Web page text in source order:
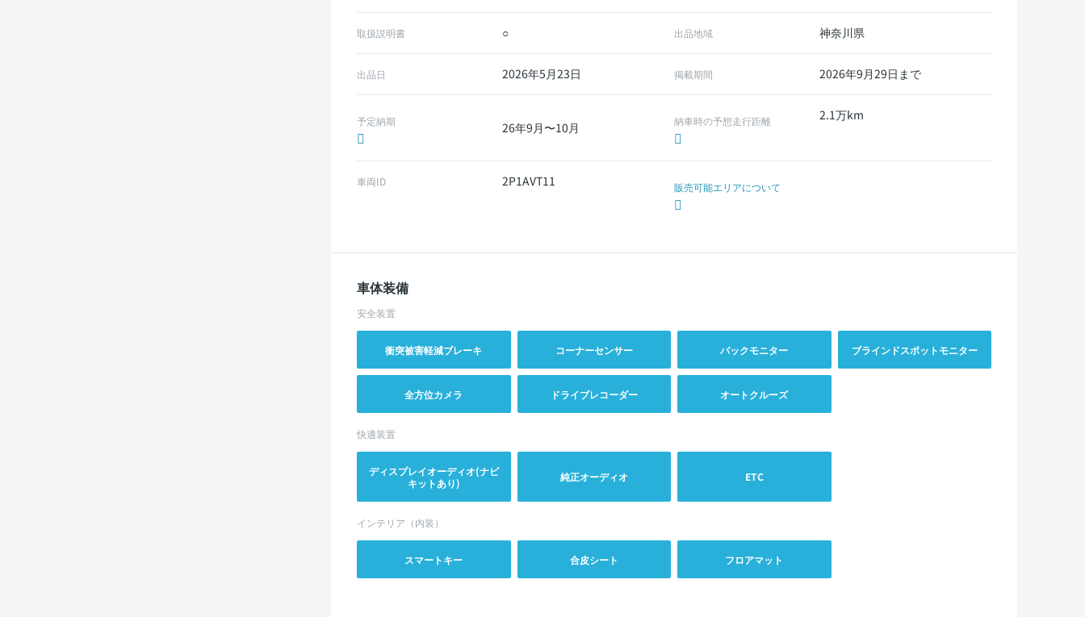
取扱説明書 ○ 出品地域 神奈川県
出品日 2026年5月23日 掲載期間 2026年9月29日まで
予定納期 26年9月〜10月 納車時の予想走行距離 2.1万km
車両ID 2P1AVT11 販売可能エリアについて
車体装備
安全装置
衝突被害軽減ブレーキ コーナーセンサー バックモニター ブラインドスポットモニター
全方位カメラ ドライブレコーダー オートクルーズ
快適装置
ディスプレイオーディオ(ナビ
キットあり)
純正オーディオ ETC
インテリア（内装）
スマートキー 合皮シート フロアマット